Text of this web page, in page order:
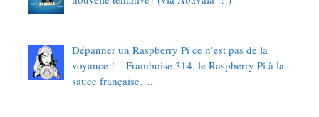
Dépanner un Raspberry Pi ce n’est pas de la
voyance ! – Framboise 314, le Raspberry Pi à la
sauce française….